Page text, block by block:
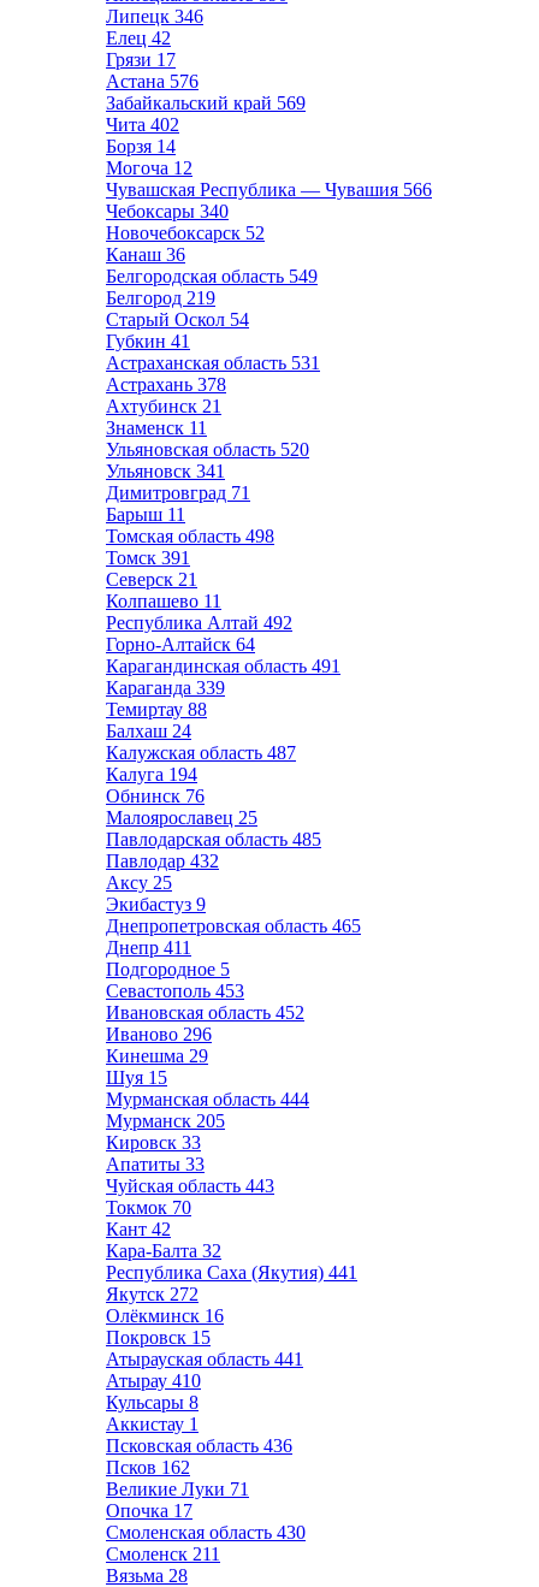
Липецк 346
Елец 42
Грязи 17
Астана 576
Забайкальский край 569
Чита 402
Борзя 14
Могоча 12
Чувашская Республика — Чувашия 566
Чебоксары 340
Новочебоксарск 52
Канаш 36
Белгородская область 549
Белгород 219
Старый Оскол 54
Губкин 41
Астраханская область 531
Астрахань 378
Ахтубинск 21
Знаменск 11
Ульяновская область 520
Ульяновск 341
Димитровград 71
Барыш 11
Томская область 498
Томск 391
Северск 21
Колпашево 11
Республика Алтай 492
Горно-Алтайск 64
Карагандинская область 491
Караганда 339
Темиртау 88
Балхаш 24
Калужская область 487
Калуга 194
Обнинск 76
Малоярославец 25
Павлодарская область 485
Павлодар 432
Аксу 25
Экибастуз 9
Днепропетровская область 465
Днепр 411
Подгородное 5
Севастополь 453
Ивановская область 452
Иваново 296
Кинешма 29
Шуя 15
Мурманская область 444
Мурманск 205
Кировск 33
Апатиты 33
Чуйская область 443
Токмок 70
Кант 42
Кара-Балта 32
Республика Саха (Якутия) 441
Якутск 272
Олёкминск 16
Покровск 15
Атырауская область 441
Атырау 410
Кульсары 8
Аккистау 1
Псковская область 436
Псков 162
Великие Луки 71
Опочка 17
Смоленская область 430
Смоленск 211
Вязьма 28